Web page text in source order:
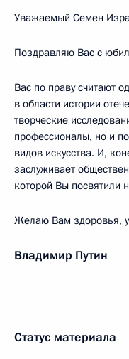
Уважаемый Семен
Поздравляю Вас с
Вас по праву считают
в области истории
творческие
профессионалы, но и
видов искусства. И,
заслуживает
которой Вы посвятили
Желаю Вам здоровья,
Владимир Путин
Статус материала